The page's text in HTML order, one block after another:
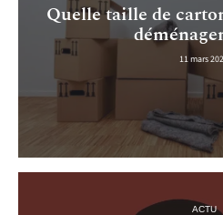
Quelle taille de
11 mars
ACTU